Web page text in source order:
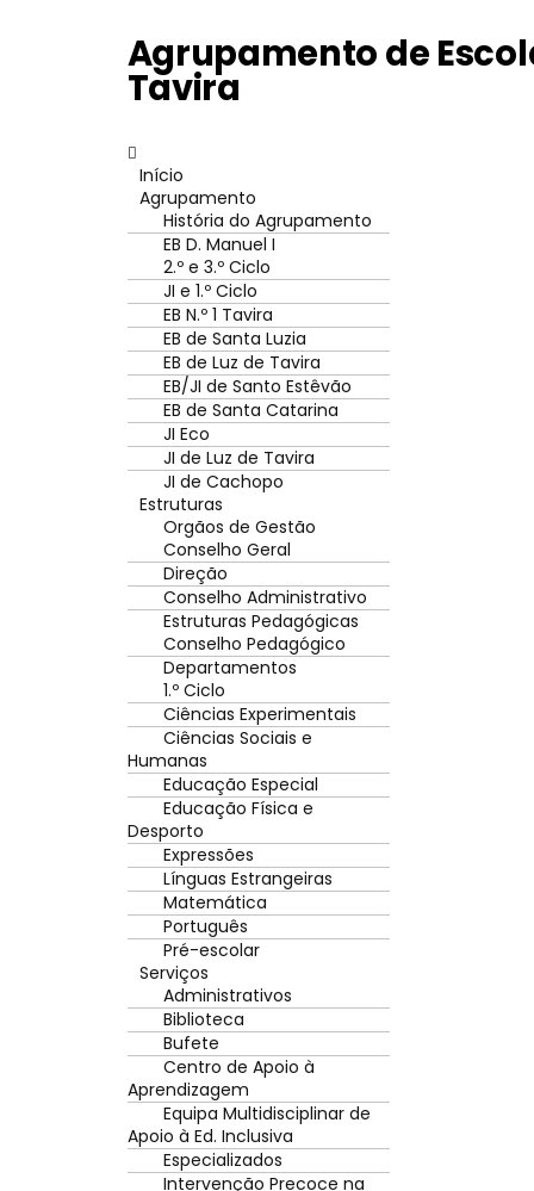
Agrupamento de
Tavira
Início
Agrupamento
História do Agrupamento
EB D. Manuel I
2.º e 3.º Ciclo
JI e 1.º Ciclo
EB N.º 1 Tavira
EB de Santa Luzia
EB de Luz de Tavira
EB/JI de Santo Estêvão
EB de Santa Catarina
JI Eco
JI de Luz de Tavira
JI de Cachopo
Estruturas
Orgãos de Gestão
Conselho Geral
Direção
Conselho Administrativo
Estruturas Pedagógicas
Conselho Pedagógico
Departamentos
1.º Ciclo
Ciências Experimentais
Ciências Sociais e
Humanas
Educação Especial
Educação Física e
Desporto
Expressões
Línguas Estrangeiras
Matemática
Português
Pré-escolar
Serviços
Administrativos
Biblioteca
Bufete
Centro de Apoio à
Aprendizagem
Equipa Multidisciplinar de
Apoio à Ed. Inclusiva
Especializados
Intervenção Precoce na